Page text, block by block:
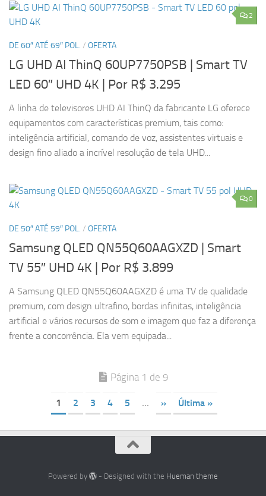
2
DE 60″ ATÉ 69″ POL. / OFERTA
LG UHD AI ThinQ 60UP7750PSB | Smart TV
LED 60″ UHD 4K
| Por R$ 3.295
A linha de televisores UHD AI ThinQ da fabricante LG oferece
equipamentos com características premium, tais como:
inteligência artificial, comando de voz, assistentes virtuais e
design fino aliado a incrível resolução de tela UHD...
0
DE 50″ ATÉ 59″ POL. / OFERTA
Samsung QLED QN55Q60AAGXZD | Smart
TV 55″ UHD 4K
| Por R$ 3.899
A Samsung QLED QN55Q60AAGXZD é uma TV de qualidade
premium, com design ultrafino, bordas infinitas, inteligência
artificial e vários recursos de som e imagem que faz a diferença
frente a concorrência. Ela vem equipada...
Página 1 de 9
1 2 3 4 5 ... » Última »
Powered by - Designed with the Hueman theme